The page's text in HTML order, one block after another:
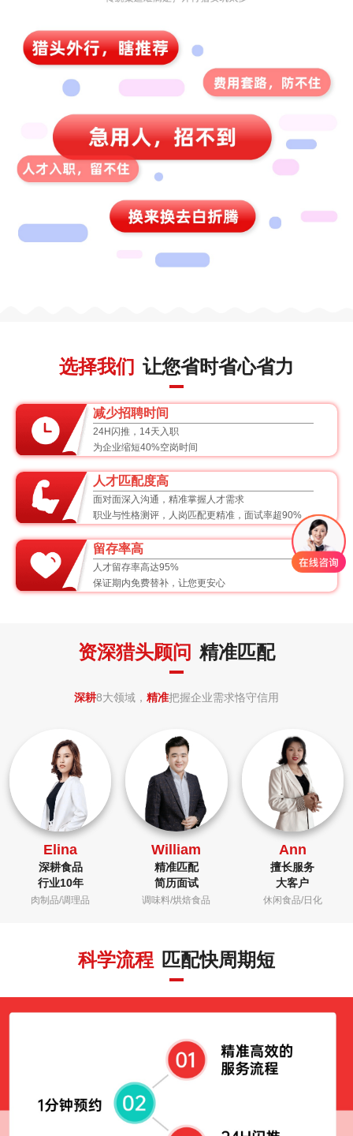
选择我们 让您省时省心省力
减少招聘时间
24H闪推，14天入职
为企业缩短40%空岗时间
人才匹配度高
面对面深入沟通，精准掌握人才需求
职业与性格测评，人岗匹配更精准，面试率超90%
留存率高
人才留存率高达95%
保证期内免费替补，让您更安心
资深猎头顾问 精准匹配
深耕8大领域， 精准把握企业需求恪守信用
Elina
深耕食品
行业10年
肉制品/调理品
William
精准匹配
简历面试
调味料/烘焙食品
Ann
擅长服务
大客户
休闲食品/日化
科学流程 匹配快周期短